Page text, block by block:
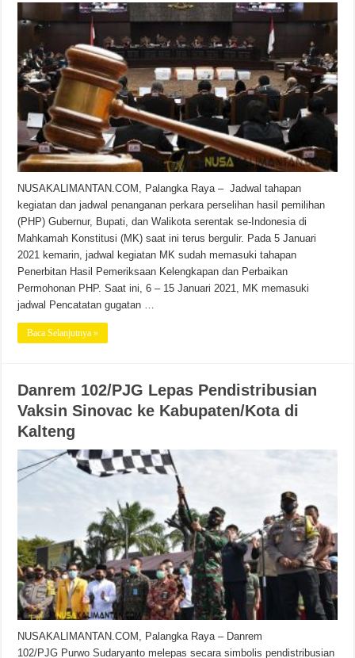
NUSAKALIMANTAN.COM, Palangka Raya – Jadwal tahapan
kegiatan dan jadwal penanganan perkara perselihan hasil pemilihan
(PHP) Gubernur, Bupati, dan Walikota serentak se-Indonesia di
Mahkamah Konstitusi (MK) saat ini terus bergulir. Pada 5 Januari
2021 kemarin, jadwal kegiatan MK sudah memasuki tahapan
Penerbitan Hasil Pemeriksaan Kelengkapan dan Perbaikan
Permohonan PHP. Saat ini, 6 – 15 Januari 2021, MK memasuki
jadwal Pencatatan gugatan …
Baca Selanjutnya »
Danrem 102/PJG Lepas Pendistribusian
Vaksin Sinovac ke Kabupaten/Kota di
Kalteng
NUSAKALIMANTAN.COM, Palangka Raya – Danrem
102/PJG Purwo Sudaryanto melepas secara simbolis pendistribusian